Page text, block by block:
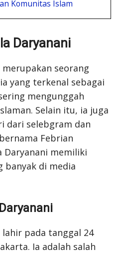
Komunitas Islam
Daryanani
seorang
yang terkenal sebagai
mengunggah
Selain itu, ia juga
dari selebgram dan
Febrian
Daryanani memiliki
banyak di media
lahir pada tanggal 24
Ia adalah salah